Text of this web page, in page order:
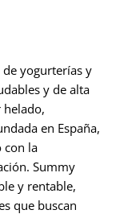
de yogurterías y
y de alta
en España,
con la
Summy
y rentable,
que buscan